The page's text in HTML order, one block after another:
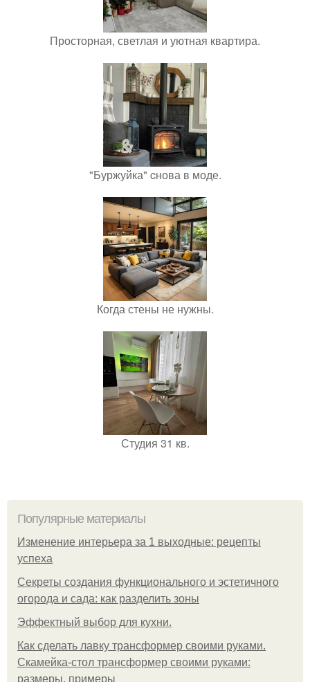
Просторная, светлая и уютная квартира.
"Буржуйка" cнова в моде.
Когда стены не нужны.
Студия 31 кв.
Популярные материалы
Изменение интерьера за 1 выходные: рецепты
успеха
Секреты создания функционального и эстетичного
огорода и сада: как разделить зоны
Эффектный выбор для кухни.
Как сделать лавку трансформер своими руками.
Скамейка-стол трансформер своими руками:
размеры, примеры